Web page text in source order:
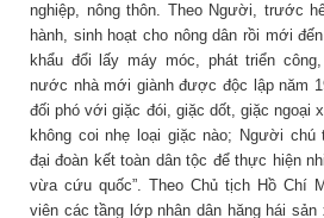
nghiệp, nông thôn. Theo Người, trước
hành, sinh hoạt cho nông dân rồi mới
khẩu đổi lấy máy móc, phát triển
nước nhà mới giành được độc lập năm
đối phó với giặc đói, giặc dốt, giặc ngoại
không coi nhẹ loại giặc nào; Người chú
đại đoàn kết toàn dân tộc để thực hiện
vừa cứu quốc”. Theo Chủ tịch Hồ Chí
viên các tầng lớp nhân dân hăng hái